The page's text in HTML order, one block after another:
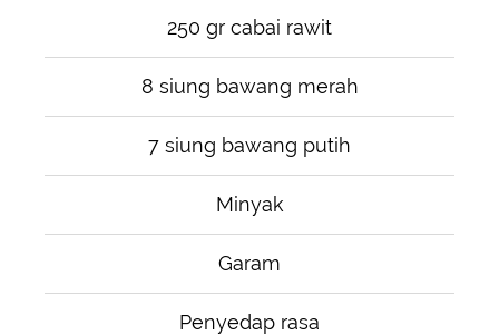
250 gr cabai rawit
8 siung bawang merah
7 siung bawang putih
Minyak
Garam
Penyedap rasa